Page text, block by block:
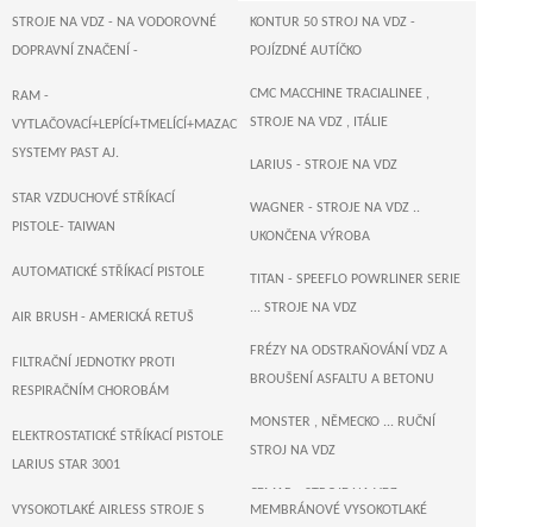
STROJE NA VDZ - NA VODOROVNÉ
DOPRAVNÍ ZNAČENÍ -
KONTUR 50 STROJ NA VDZ -
POJÍZDNÉ AUTÍČKO
CMC MACCHINE TRACIALINEE ,
STROJE NA VDZ , ITÁLIE
LARIUS - STROJE NA VDZ
WAGNER - STROJE NA VDZ ..
UKONČENA VÝROBA
TITAN - SPEEFLO POWRLINER SERIE
... STROJE NA VDZ
FRÉZY NA ODSTRAŇOVÁNÍ VDZ A
BROUŠENÍ ASFALTU A BETONU
MONSTER , NĚMECKO ... RUČNÍ
STROJ NA VDZ
CEMAR - STROJE NA VDZ
RAM -
VYTLAČOVACÍ+LEPÍCÍ+TMELÍCÍ+MAZACÍ+DOPRAVNÍ
SYSTEMY PAST AJ.
STAR VZDUCHOVÉ STŘÍKACÍ
PISTOLE- TAIWAN
AUTOMATICKÉ STŘÍKACÍ PISTOLE
AIR BRUSH - AMERICKÁ RETUŠ
FILTRAČNÍ JEDNOTKY PROTI
RESPIRAČNÍM CHOROBÁM
ELEKTROSTATICKÉ STŘÍKACÍ PISTOLE
LARIUS STAR 3001
VYSOKOTLAKÉ AIRLESS STROJE S
MEMBRÁNOVÉ VYSOKOTLAKÉ